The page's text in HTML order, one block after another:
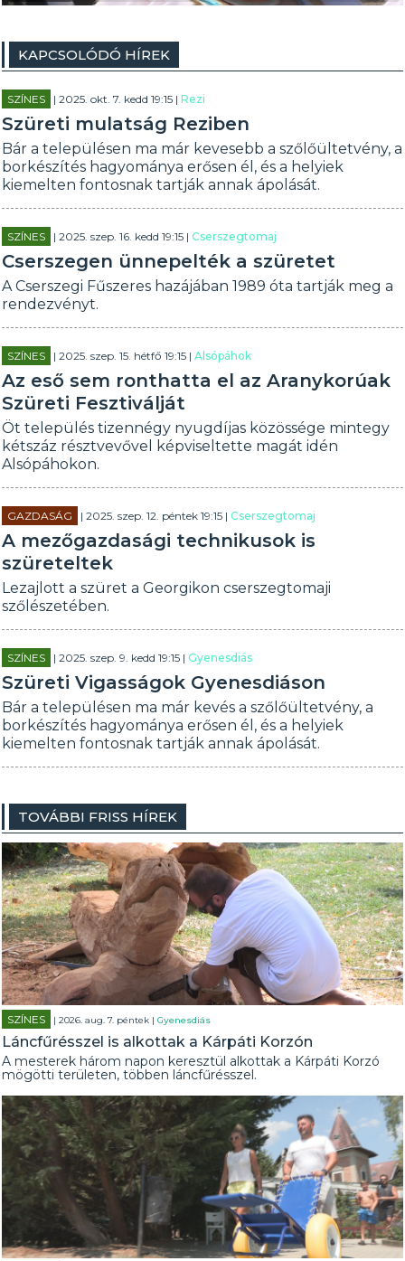
KAPCSOLÓDÓ HÍREK
SZÍNES | 2025. okt. 7. kedd 19:15 |Rezi
Szüreti mulatság Reziben
Bár a településen ma már kevesebb a szőlőültetvény, a
borkészítés hagyománya erősen él, és a helyiek
kiemelten fontosnak tartják annak ápolását.
SZÍNES | 2025. szep. 16. kedd 19:15 |Cserszegtomaj
Cserszegen ünnepelték a szüretet
A Cserszegi Fűszeres hazájában 1989 óta tartják meg a
rendezvényt.
SZÍNES | 2025. szep. 15. hétfő 19:15 |Alsópáhok
Az eső sem ronthatta el az Aranykorúak
Szüreti Fesztiválját
Öt település tizennégy nyugdíjas közössége mintegy
kétszáz résztvevővel képviseltette magát idén
Alsópáhokon.
GAZDASÁG | 2025. szep. 12. péntek 19:15 |Cserszegtomaj
A mezőgazdasági technikusok is
szüreteltek
Lezajlott a szüret a Georgikon cserszegtomaji
szőlészetében.
SZÍNES | 2025. szep. 9. kedd 19:15 |Gyenesdiás
Szüreti Vigasságok Gyenesdiáson
Bár a településen ma már kevés a szőlőültetvény, a
borkészítés hagyománya erősen él, és a helyiek
kiemelten fontosnak tartják annak ápolását.
TOVÁBBI FRISS HÍREK
SZÍNES | 2026. aug. 7. péntek |Gyenesdiás
Láncfűrésszel is alkottak a Kárpáti Korzón
A mesterek három napon keresztül alkottak a Kárpáti Korzó
mögötti területen, többen láncfűrésszel.